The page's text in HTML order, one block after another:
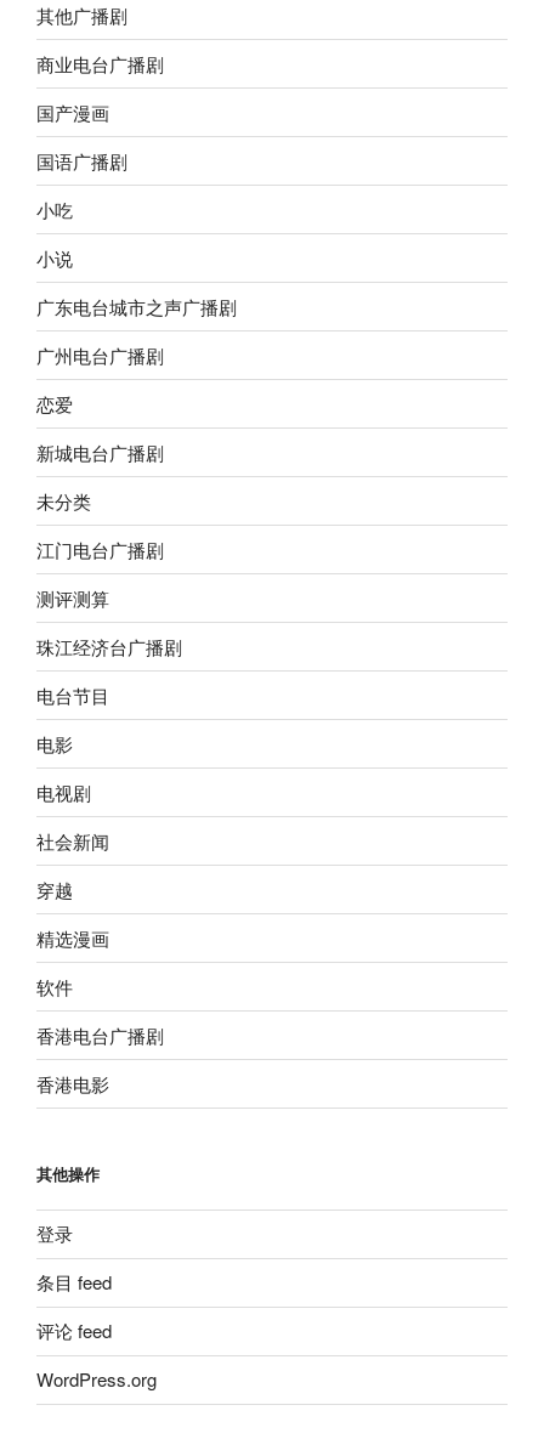
其他广播剧
商业电台广播剧
国产漫画
国语广播剧
小吃
小说
广东电台城市之声广播剧
广州电台广播剧
恋爱
新城电台广播剧
未分类
江门电台广播剧
测评测算
珠江经济台广播剧
电台节目
电影
电视剧
社会新闻
穿越
精选漫画
软件
香港电台广播剧
香港电影
其他操作
登录
条目 feed
评论 feed
WordPress.org